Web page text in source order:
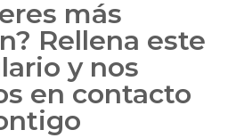
más
Rellena este
y nos
en contacto